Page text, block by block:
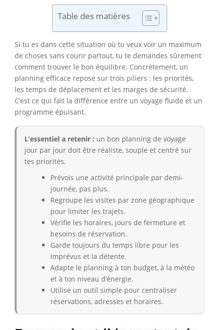
Table des matières
Si tu es dans cette situation où tu veux voir un maximum
de choses sans courir partout, tu te demandes sûrement
comment trouver le bon équilibre. Concrètement, un
planning efficace repose sur trois piliers : les priorités,
les temps de déplacement et les marges de sécurité.
C’est ce qui fait la différence entre un voyage fluide et un
programme épuisant.
L’essentiel a retenir : un bon planning de voyage
jour par jour doit être réaliste, souple et centré sur
tes priorités.
Prévois une activité principale par demi-
journée, pas plus.
Regroupe les visites par zone géographique
pour limiter les trajets.
Vérifie les horaires, jours de fermeture et
besoins de réservation.
Garde toujours du temps libre pour les
imprévus et la détente.
Adapte le planning à ton budget, à la météo
et à ton niveau d’énergie.
Utilise un outil simple pour centraliser
réservations, adresses et horaires.